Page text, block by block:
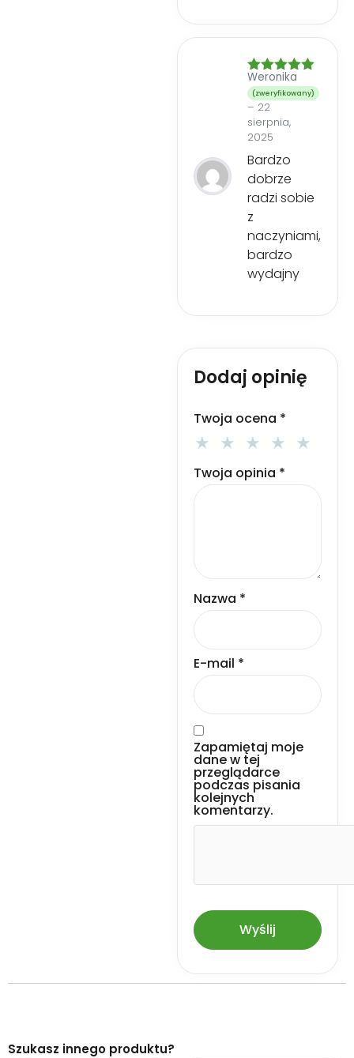
Oceniono
na 5
Weronika
(zweryfikowany)
– 22
sierpnia,
2025
Bardzo
dobrze
radzi sobie
z
naczyniami,
bardzo
wydajny
Dodaj opinię
Twoja ocena *
Twoja opinia *
Nazwa *
E-mail *
Zapamiętaj moje
dane w tej
przeglądarce
podczas pisania
kolejnych
komentarzy.
Szukasz innego produktu?